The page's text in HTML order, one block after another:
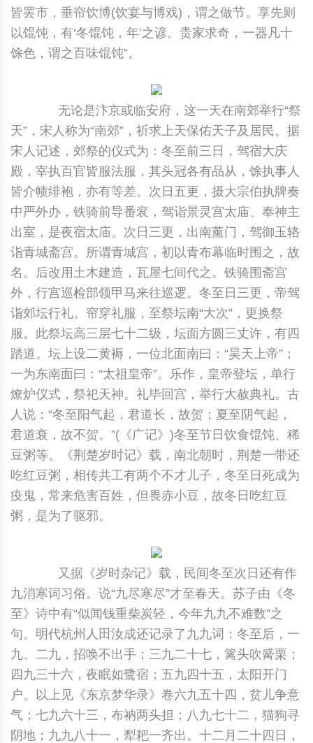
提线木偶
剪纸艺术
提线木偶
剪纸艺术
皆罢市，垂帘饮博(饮宴与博戏)，谓之做节。享先则
以馄饨，有‘冬馄饨，年’之谚。贵家求奇，一器凡十
馀色，谓之百味馄饨”。
无论是汴京或临安府，这一天在南郊举行“祭
天”，宋人称为“南郊”，祈求上天保佑天子及居民。据
宋人记述，郊祭的仪式为：冬至前三日，驾宿大庆
殿，宰执百官皆服法服，其头冠各有品从，馀执事人
皆介帻绯袍，亦有等差。次日五更，摄大宗伯执牌奏
中严外办，铁骑前导番衮，驾诣景灵宫太庙、奉神主
出室，是夜宿太庙。次日三更，出南薰门，驾御玉辂
诣青城斋宫。所谓青城宫，初以青布幕临时围之，故
名。后改用土木建造，瓦屋七间代之。铁骑围斋宫
外，行宫巡检部领甲马来往巡逻。冬至日三更，帝驾
诣郊坛行礼。帘穿礼服，至祭坛南“大次”，更换祭
服。此祭坛高三层七十二级，坛面方圆三丈许，有四
踏道。坛上设二黄褥，一位北面南曰：“昊天上帝”；
一为东南面曰：“太祖皇帝”。乐作，皇帝登坛，单行
燎炉仪式，祭祀天神。礼毕回宫，举行大赦典礼。古
人说：“冬至阳气起，君道长，故贺；夏至阴气起，
君道衰，故不贺。”(《广记》)冬至节日饮食馄饨、稀
豆粥等。《荆楚岁时记》载，南北朝时，荆楚一带还
吃红豆粥，相传共工有两个不才儿子，冬至日死成为
疫鬼，常来危害百姓，但畏赤小豆，故冬日吃红豆
粥，是为了驱邪。
又据《岁时杂记》载，民间冬至次日还有作
九消寒词习俗。说“九尽寒尽”才至春天。苏子由《冬
至》诗中有“似闻钱重柴炭轻，今年九九不难数”之
句。明代杭州人田汝成还记录了九九词：冬至后，一
九、二九，招唤不出手；三九二十七，篱头吹觱栗；
四九三十六，夜眠如鹭宿；五九四十五，太阳开门
户。以上见《东京梦华录》卷六九五十四，贫儿争意
气；七九六十三，布衲两头担；八九七十二，猫狗寻
阴地；九九八十一，犁耙一齐出。十二月二十四日，